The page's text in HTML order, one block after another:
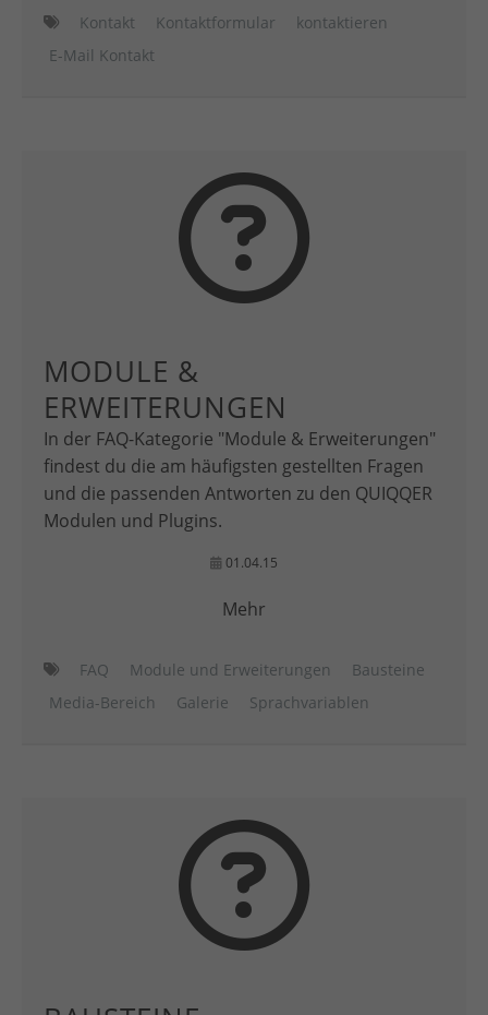
Kontakt Kontaktformular
kontaktieren
E-Mail Kontakt
MODULE &
ERWEITERUNGEN
In der FAQ-Kategorie "Module & Erweiterungen"
findest du die am häufigsten gestellten Fragen
und die passenden Antworten zu den QUIQQER
Modulen und Plugins.
01.04.15
Mehr
FAQ Module und Erweiterungen
Bausteine
Media-Bereich
Galerie Sprachvariablen